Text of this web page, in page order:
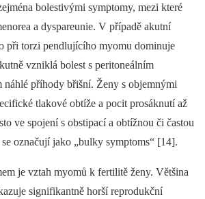
bolestivými symptomy, mezi které
a dyspareunie. V případě akutní
při torzi pendlujícího myomu dominuje
vzniklá bolest s peritoneálním
náhlé příhody břišní. Ženy s objemnými
tlakové obtíže a pocit prosáknutí až
ve spojení s obstipací a obtížnou či častou
označují jako „bulky symptoms“ [14].
je vztah myomů k fertilitě ženy. Většina
signifikantně horší reprodukční